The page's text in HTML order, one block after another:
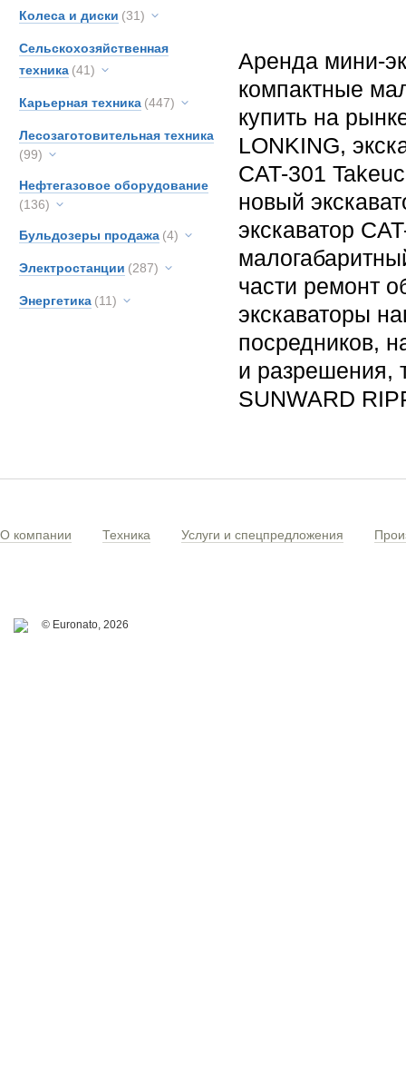
Колеса и диски (31)
Сельскохозяйственная
техника (41)
Карьерная техника (447)
Лесозаготовительная техника
(99)
Нефтегазовое оборудование
(136)
Бульдозеры продажа (4)
Электростанции (287)
Энергетика (11)
Аренда мини-
компактные
купить на
LONKING,
CAT-301
новый
экскаватор
части ремонт
экскаваторы
посредников,
и разрешения,
SUNWARD
О компании Техника Услуги и спецпредложения
© Euronato, 2026